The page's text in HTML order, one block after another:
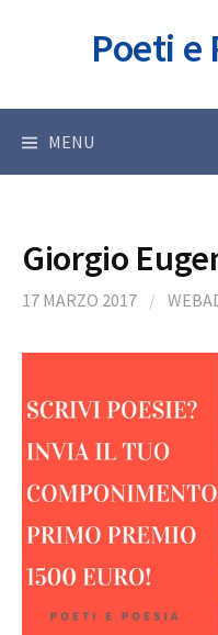
Poeti e
MENU
Giorgio
17 MARZO 2017 /